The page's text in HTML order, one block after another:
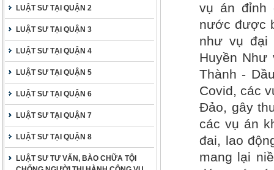
LUẬT SƯ TẠI QUẬN 2
LUẬT SƯ TẠI QUẬN 3
LUẬT SƯ TẠI QUẬN 4
LUẬT SƯ TẠI QUẬN 5
LUẬT SƯ TẠI QUẬN 6
LUẬT SƯ TẠI QUẬN 7
LUẬT SƯ TẠI QUẬN 8
LUẬT SƯ TƯ VẤN, BÀO CHỮA TỘI
vụ án đỉnh
nước được
như vụ đại
Huyền Như
Thành -
Covid, các
Đảo, gây
các vụ án
đai, lao
mang lại